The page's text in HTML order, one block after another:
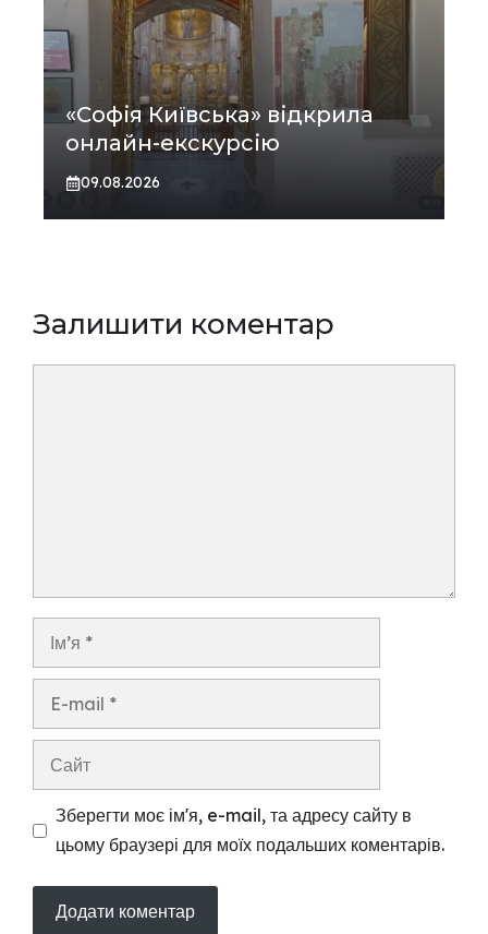
«Софія Київська» відкрила
онлайн-екскурсію
09.08.2026
Залишити коментар
Ім’я
Сайт
Зберегти моє ім'я, e-mail, та адресу сайту в
цьому браузері для моїх подальших коментарів.